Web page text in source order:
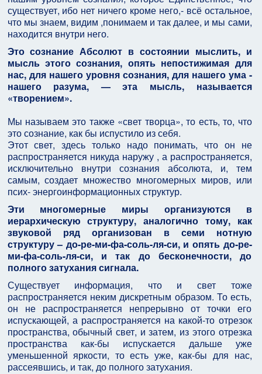
существует, ибо нет ничего кроме него,- всё остальное,
что мы знаем, видим ,понимаем и так далее, и мы сами,
находится внутри него.
Это сознание Абсолют в состоянии мыслить, и
мысль этого сознания, опять непостижимая для
нас, для нашего уровня сознания, для нашего ума -
нашего разума, — эта мысль, называется
«творением».
Мы называем это также «свет творца», то есть, то, что
это сознание, как бы испустило из себя.
Этот свет, здесь только надо понимать, что он не
распространяется никуда наружу , а распространяется,
исключительно внутри сознания абсолюта, и, тем
самым, создает множество многомерных миров, или
псих- энергоинформационных структур.
Эти многомерные миры организуются в
иерархическую структуру, аналогично тому, как
звуковой ряд организован в семи нотную
структуру – до-ре-ми-фа-соль-ля-си, и опять до-ре-
ми-фа-соль-ля-си, и так до бесконечности, до
полного затухания сигнала.
Существует информация, что и свет тоже
распространяется неким дискретным образом. То есть,
он не распространяется непрерывно от точки его
испускающей, а распространяется на какой-то отрезок
пространства, обычный свет, и затем, из этого отрезка
пространства как-бы испускается дальше уже
уменьшенной яркости, то есть уже, как-бы для нас,
рассеявшись, и так, до полного затухания.